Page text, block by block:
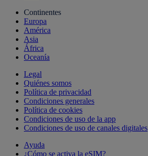
Continentes
Europa
América
Asia
África
Oceanía
Legal
Quiénes somos
Política de privacidad
Condiciones generales
Política de cookies
Condiciones de uso de la app
Condiciones de uso de canales digitales
Ayuda
¿Cómo se activa la eSIM?